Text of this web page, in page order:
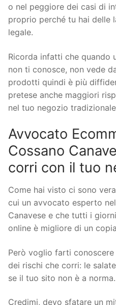
o nel peggiore dei casi di
proprio perché tu hai delle
legale.
Ricorda infatti che quando
non ti conosce, non vede
prodotti quindi è più
pretese anche maggiori
nel tuo negozio
Avvocato
Cossano
corri con il tuo
Come hai visto ci sono
cui un avvocato esperto
Canavese e che tutti i
online è migliore di un
Però voglio farti
dei rischi che corri: le
se il tuo sito non è a norma.
Credimi, devo sfatare un